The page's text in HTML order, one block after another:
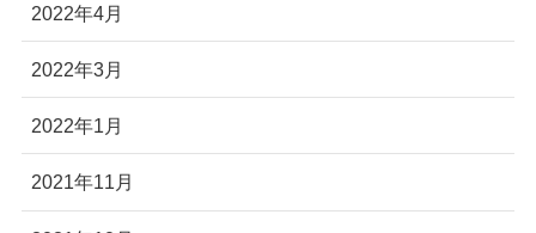
2022年4月
2022年3月
2022年1月
2021年11月